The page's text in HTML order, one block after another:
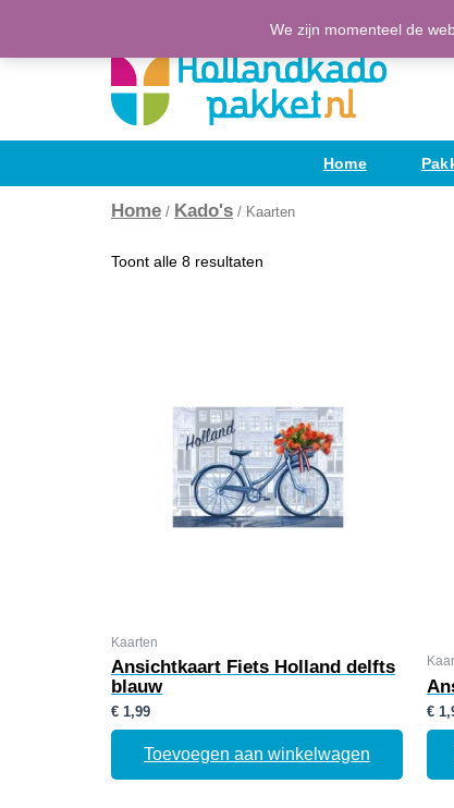
We zijn momenteel de
(H)Eerlijke Hollandse producten
Home
Home / Kado's / Kaarten
Toont alle 8 resultaten
Kaarten
Ansichtkaart Fiets Holland delfts
blauw
€ 1,99
Toevoegen aan winkelwagen
€